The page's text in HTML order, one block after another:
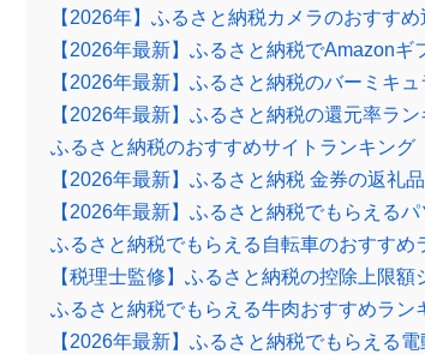
【2026年】ふるさと納税カメラのおすす
【2026年最新】ふるさと納税でAmazon
【2026年最新】ふるさと納税のバーミキ
【2026年最新】ふるさと納税の還元率ラ
ふるさと納税のおすすめサイトランキン
【2026年最新】ふるさと納税 金券の返礼
【2026年最新】ふるさと納税でもらえる
ふるさと納税でもらえる自転車のおすすめ
【税理士監修】ふるさと納税の控除上限
ふるさと納税でもらえる牛肉おすすめラ
【2026年最新】ふるさと納税でもらえる